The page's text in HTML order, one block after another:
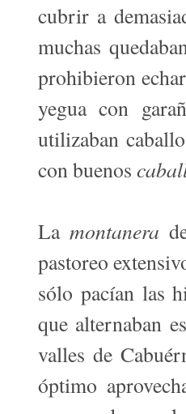
cubrir a
muchas
prohibieron
yegua con
utilizaban
con buenos
Lamontanera
pastoreo
sólo pacían las
que alternaban
valles de
óptimo